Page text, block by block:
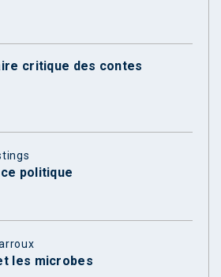
critique des contes
politique
les microbes